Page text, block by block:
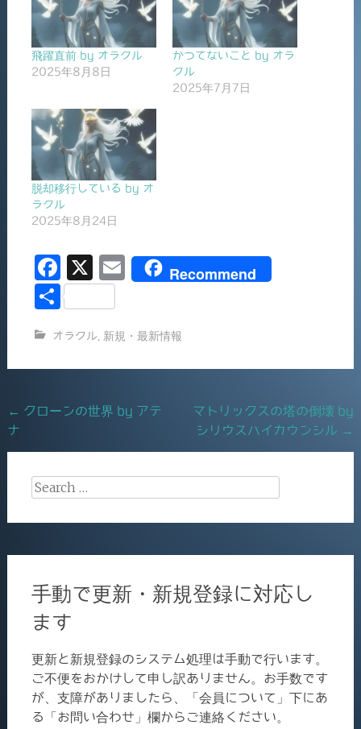
飛躍直前 by オラクル
2025年8月8日
かつてないこと by オラ
クル
2025年7月7日
脱却移行している by オ
ラクル
2025年8月24日
F
a
e
b
o
k
X
E
l
Recommend
共
オラクル 新規・最新情報
Post
navigation
← クローンの世界 by アテ
ナ
マトリックスの塔の倒壊 by
シリウスハイカウンシル →
Search
手動で更新・新規登録に対応し
ます
更新と新規登録のシステム処理は手動で行います。
ご不便をおかけして申し訳ありません。お手数です
が、支障がありましたら、「会員について」下にあ
る「お問い合わせ」欄からご連絡ください。